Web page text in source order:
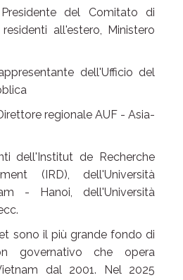
del Comitato di
all'estero, Ministero
dell'Ufficio del
regionale AUF - Asia-
dell'Institut de Recherche
(IRD), dell'Università
- Hanoi, dell'Università
sono il più grande fondo di
governativo che opera
dal 2001. Nel 2025